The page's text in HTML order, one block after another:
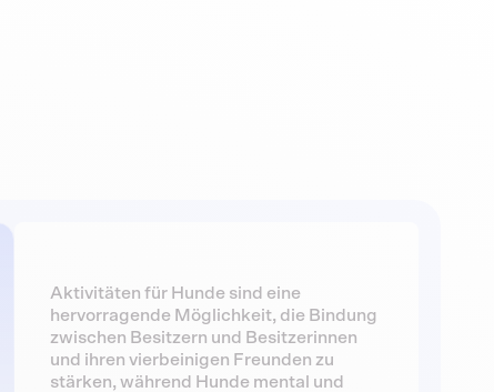
Aktivitäten für Hunde sind eine
hervorragende Möglichkeit, die Bindung
zwischen Besitzern und Besitzerinnen
und ihren vierbeinigen Freunden zu
stärken, während Hunde mental und